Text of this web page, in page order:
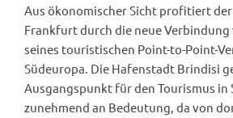
Aus ökonomischer Sicht profitiert
Frankfurt durch die neue
seines touristischen Point-to-Point-
Südeuropa. Die Hafenstadt Brindisi
Ausgangspunkt für den Tourismus in
zunehmend an Bedeutung, da von